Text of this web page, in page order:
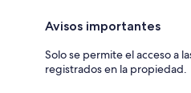
Avisos importantes
Solo se permite el acceso a
registrados en la propiedad.